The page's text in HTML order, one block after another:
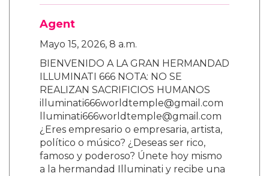
Agent
Mayo 15, 2026, 8 a.m.
BIENVENIDO A LA GRAN HERMANDAD
ILLUMINATI 666 NOTA: NO SE
REALIZAN SACRIFICIOS HUMANOS
illuminati666worldtemple@gmail.com
lluminati666worldtemple@gmail.com
¿Eres empresario o empresaria, artista,
político o músico? ¿Deseas ser rico,
famoso y poderoso? Únete hoy mismo
a la hermandad Illuminati y recibe una